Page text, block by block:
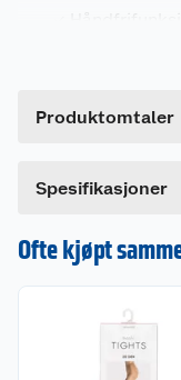
Bluetooth 5.1
på
Innebygd
90°
Produktomtaler
Dette produktet
en omtale.
Spesifikasjoner
Lengde
Ofte kjøpt